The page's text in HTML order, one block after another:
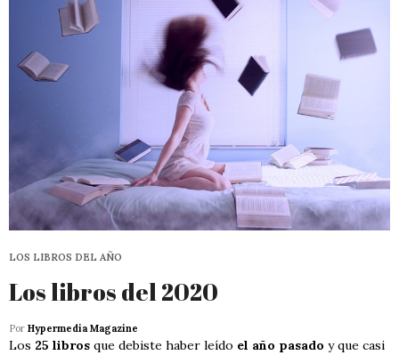
LOS LIBROS DEL AÑO
Los libros del 2020
Por Hypermedia Magazine
Los 25 libros que debiste haber leído el año pasado y que casi